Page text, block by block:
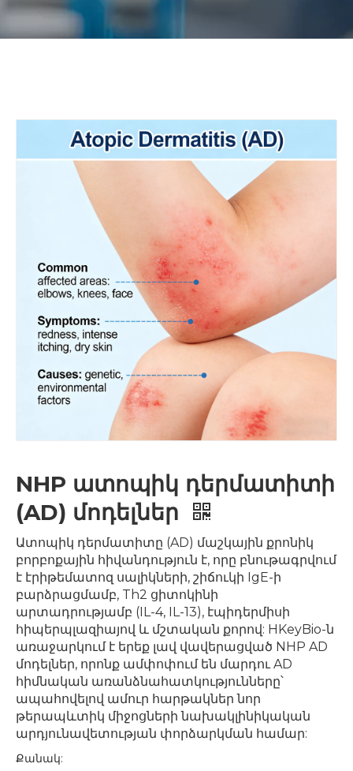
NHP ատոպիկ դերմատիտի
(AD) մոդելներ
Ատոպիկ դերմատիտը (AD) մաշկային քրոնիկ
բորբոքային հիվանդություն է, որը բնութագրվում
է էրիթեմատոզ սալիկների, շիճուկի IgE-ի
բարձրացմամբ, Th2 ցիտոկինի
արտադրությամբ (IL-4, IL-13), էպիդերմիսի
հիպերպլազիայով և մշտական ​​քորով: HKeyBio-ն
առաջարկում է երեք լավ վավերացված NHP AD
մոդելներ, որոնք ամփոփում են մարդու AD
հիմնական առանձնահատկությունները՝
ապահովելով ամուր հարթակներ նոր
թերապևտիկ միջոցների նախակլինիկական
արդյունավետության փորձարկման համար:
Քանակ: